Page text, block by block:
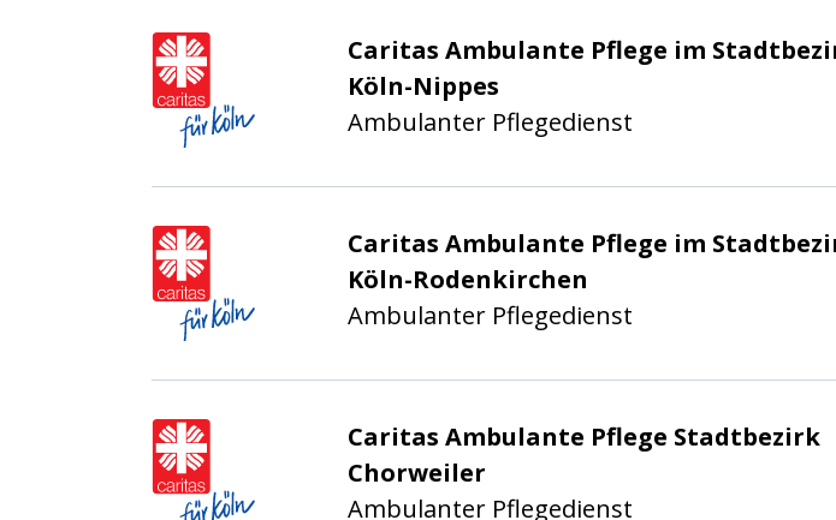
Caritasverband für die Stadt Köln e.V.
Caritas Ambulante Pflege im
Köln-Nippes
Ambulanter Pflegedienst
Caritasverband für die Stadt Köln e.V.
Caritas Ambulante Pflege im
Köln-Rodenkirchen
Ambulanter Pflegedienst
Caritasverband für die Stadt Köln e.V.
Caritas Ambulante Pflege Stadtbezirk
Chorweiler
Ambulanter Pflegedienst